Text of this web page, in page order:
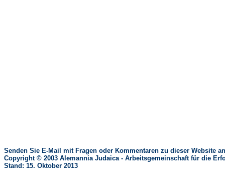
Senden Sie E-Mail mit Fragen oder Kommentaren zu dieser Website
Copyright © 2003 Alemannia Judaica - Arbeitsgemeinschaft für die
Stand: 15. Oktober 2013